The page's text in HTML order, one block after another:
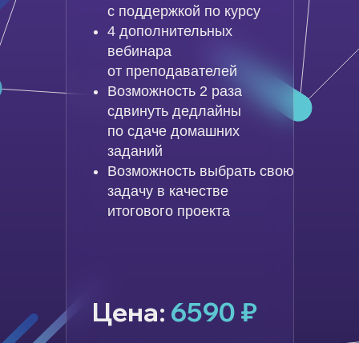
с поддержкой по курсу
4 дополнительных
вебинара
от преподавателей
Возможность 2 раза
сдвинуть дедлайны
по сдаче домашних
заданий
Возможность выбрать свою
задачу в качестве
итогового проекта
Цена: 6590 ₽